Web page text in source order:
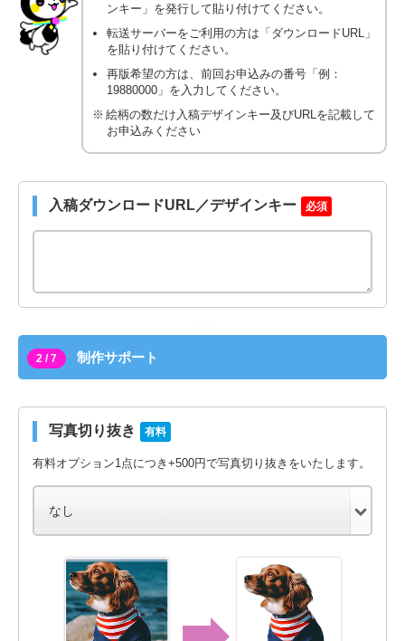
ンキー」を発行して貼り付けてください。
転送サーバーをご利用の方は「ダウンロードURL」
を貼り付けてください。
再版希望の方は、前回お申込みの番号「例：
19880000」を入力してください。
絵柄の数だけ入稿デザインキー及びURLを記載して
お申込みください
入稿ダウンロードURL／デザインキー 必須
2 / 7 制作サポート
写真切り抜き 有料
有料オプション1点につき+500円で写真切り抜きをいたします。